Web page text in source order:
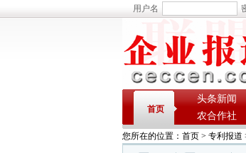
用户名
首页
头条新闻
农合作社
您所在的位置： 首页 > 专利报道